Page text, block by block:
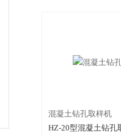
混凝土钻孔取样机
HZ-20型混凝土钻孔